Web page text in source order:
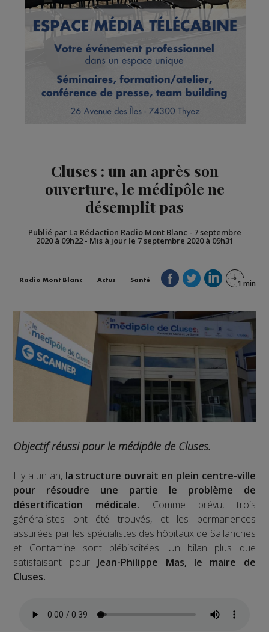
Cluses : un an après son
ouverture, le médipôle ne
désemplit pas
Publié par La Rédaction Radio Mont Blanc - 7 septembre
2020 à 09h22- Mis à jour le 7 septembre 2020 à 09h31
Radio Mont Blanc Actus Santé
Objectif réussi pour le médipôle de Cluses.
Il y a un an, la structure ouvrait en plein centre-ville
pour résoudre une partie le problème de
désertification médicale. Comme prévu, trois
généralistes ont été trouvés, et les permanences
assurées par les spécialistes des hôpitaux de Sallanches
et Contamine sont plébiscitées. Un bilan plus que
satisfaisant pour Jean-Philippe Mas, le maire de
Cluses.